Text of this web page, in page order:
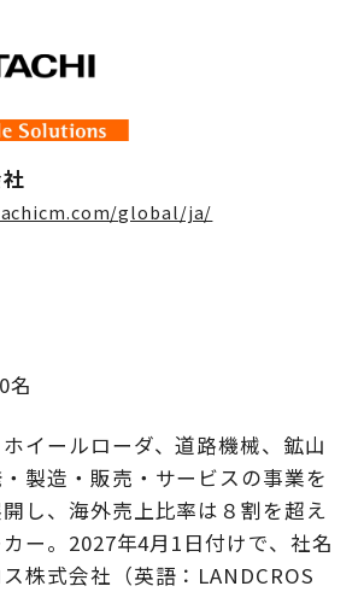
global/ja/
名
イールローダ、道路機械、鉱山
製造・販売・サービスの事業を
し、海外売上比率は８割を超え
ー。2027年4月1日付けで、社名
株式会社（英語：LANDCROS